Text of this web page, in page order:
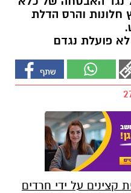
חלונות והרס הדלת
פועלת נגדם
קצינים על ידי חרדים